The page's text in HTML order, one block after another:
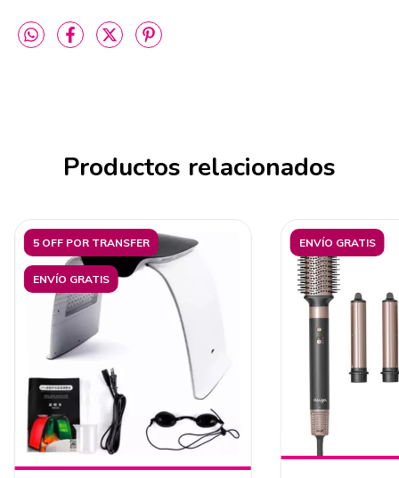
Productos relacionados
5 OFF POR TRANSFER
ENVÍO GRATIS
ENVÍO GRATIS